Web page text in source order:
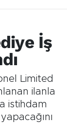
İş
Limited
ilanla
istihdam